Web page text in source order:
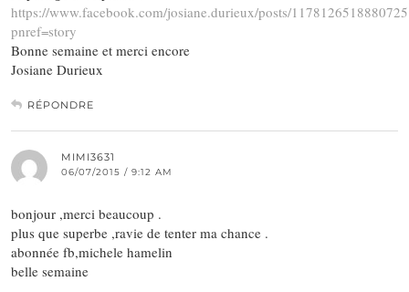
https://www.facebook.com/josiane.durieux/posts/
pnref=story
Bonne semaine et merci encore
Josiane Durieux
RÉPONDRE
MIMI3631
06/07/2015 / 9:12 AM
bonjour ,merci beaucoup .
plus que superbe ,ravie de tenter ma chance .
abonnée fb,michele hamelin
belle semaine